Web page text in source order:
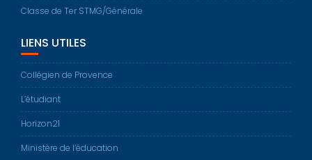
Classe de Ter STMG/Générale
LIENS UTILES
Collégien de Provence
L’étudiant
Horizon21
Ministère de l’éducation